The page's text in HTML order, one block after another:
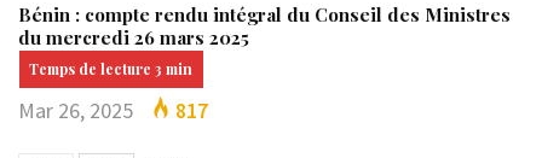
Bénin : compte rendu intégral du Conseil des Ministres
du mercredi 26 mars 2025
Mar 26, 2025 817